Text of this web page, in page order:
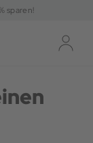
sparen!